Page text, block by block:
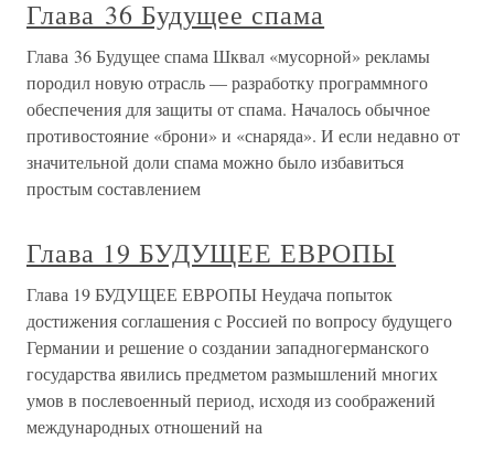
Глава 36 Будущее спама
Глава 36 Будущее спама Шквал «мусорной» рекламы
породил новую отрасль — разработку программного
обеспечения для защиты от спама. Началось обычное
противостояние «брони» и «снаряда». И если недавно от
значительной доли спама можно было избавиться
простым составлением
Глава 19 БУДУЩЕЕ ЕВРОПЫ
Глава 19 БУДУЩЕЕ ЕВРОПЫ Неудача попыток
достижения соглашения с Россией по вопросу будущего
Германии и решение о создании западногерманского
государства явились предметом размышлений многих
умов в послевоенный период, исходя из соображений
международных отношений на